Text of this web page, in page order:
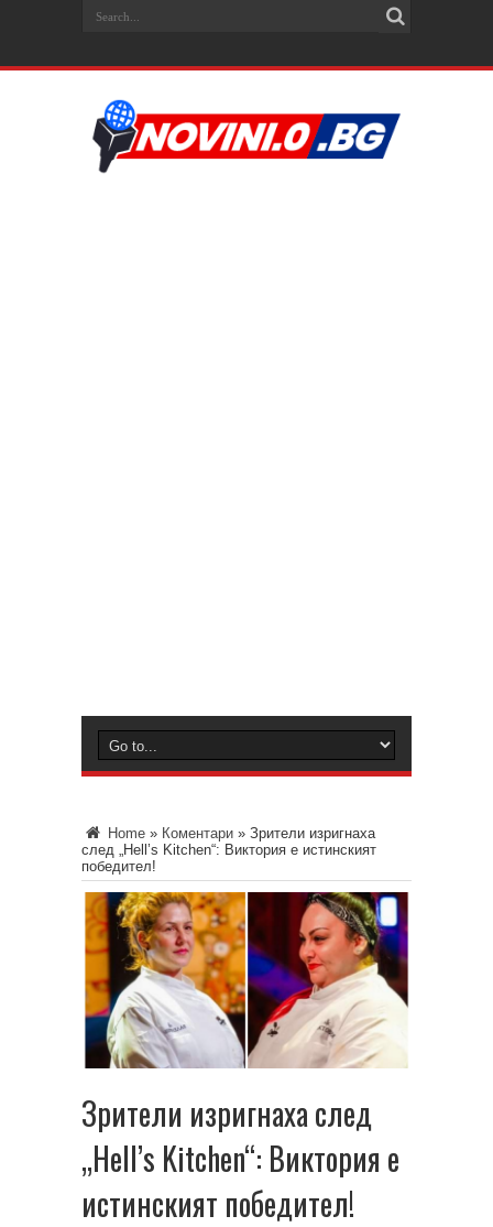
Home » Коментари » Зрители изригнаха
след „Hell’s Kitchen“: Виктория е истинският
победител!
Зрители изригнаха след
„Hell’s Kitchen“: Виктория е
истинският победител!